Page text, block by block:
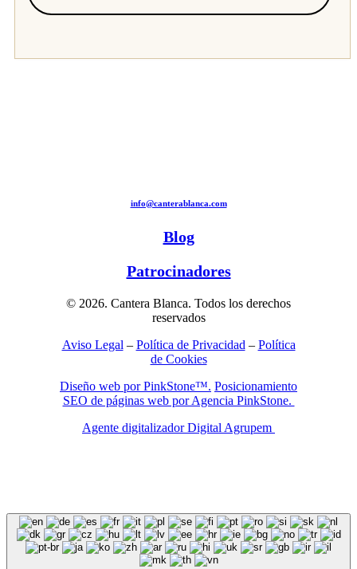
info@canterablanca.com
Blog
Patrocinadores
© 2026. Cantera Blanca. Todos los derechos
reservados
Aviso Legal – Política de Privacidad – Política
de Cookies
Diseño web por PinkStone™. Posicionamiento
SEO de páginas web por Agencia PinkStone.
Agente digitalizador Digital Agrupem